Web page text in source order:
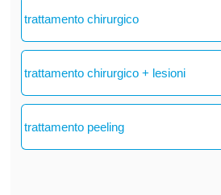
trattamento chirurgico
trattamento chirurgico + lesioni
trattamento peeling